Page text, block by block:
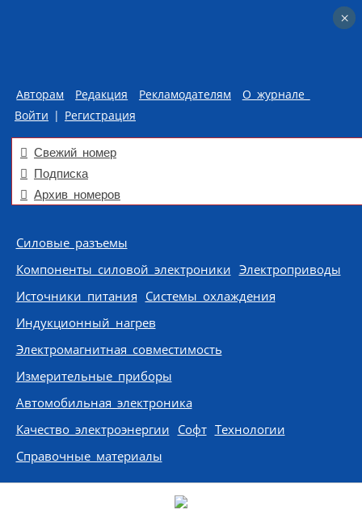
Авторам Редакция Рекламодателям
О журнале
Войти | Регистрация
Свежий номер
Подписка
Архив номеров
Skip to content
Силовые разъемы
Компоненты силовой электроники Электроприводы
Источники питания Системы охлаждения
Индукционный нагрев
Электромагнитная совместимость
Измерительные приборы
Автомобильная электроника
Качество электроэнергии Софт Технологии
Справочные материалы
×
×